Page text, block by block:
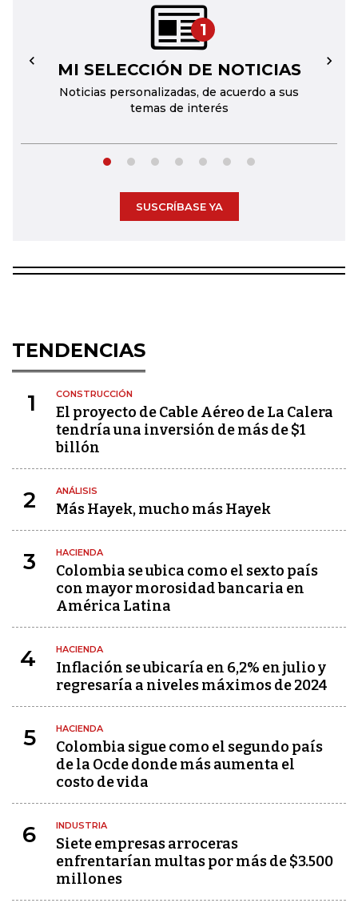
1
MI SELECCIÓN DE NOTICIAS
Noticias personalizadas, de acuerdo a sus
temas de interés
← →
SUSCRÍBASE YA
TENDENCIAS
1 CONSTRUCCIÓN
El proyecto de Cable Aéreo de La Calera
tendría una inversión de más de $1
billón
2 ANÁLISIS
Más Hayek, mucho más Hayek
3 HACIENDA
Colombia se ubica como el sexto país
con mayor morosidad bancaria en
América Latina
4 HACIENDA
Inflación se ubicaría en 6,2% en julio y
regresaría a niveles máximos de 2024
5 HACIENDA
Colombia sigue como el segundo país
de la Ocde donde más aumenta el
costo de vida
6 INDUSTRIA
Siete empresas arroceras
enfrentarían multas por más de $3.500
millones